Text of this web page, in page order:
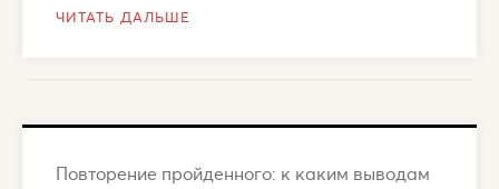
ЧИТАТЬ ДАЛЬШЕ
Повторение пройденного: к каким выводам